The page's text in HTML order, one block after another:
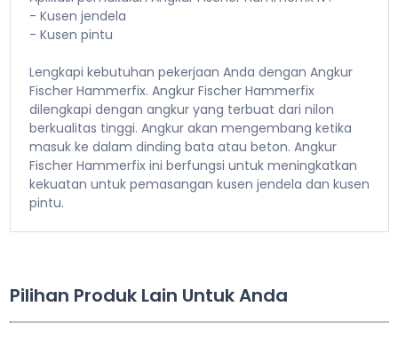
- Kusen jendela
- Kusen pintu
Lengkapi kebutuhan pekerjaan Anda dengan Angkur
Fischer Hammerfix. Angkur Fischer Hammerfix
dilengkapi dengan angkur yang terbuat dari nilon
berkualitas tinggi. Angkur akan mengembang ketika
masuk ke dalam dinding bata atau beton. Angkur
Fischer Hammerfix ini berfungsi untuk meningkatkan
kekuatan untuk pemasangan kusen jendela dan kusen
pintu.
Pilihan Produk Lain Untuk Anda